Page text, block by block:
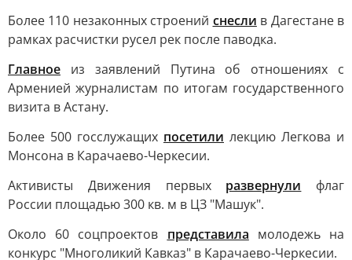
Более 110 незаконных строений снесли в Дагестане в
рамках расчистки русел рек после паводка.
Главное из заявлений Путина об отношениях с
Арменией журналистам по итогам государственного
визита в Астану.
Более 500 госслужащих посетили лекцию Легкова и
Монсона в Карачаево-Черкесии.
Активисты Движения первых развернули флаг
России площадью 300 кв. м в ЦЗ "Машук".
Около 60 соцпроектов представила молодежь на
конкурс "Многоликий Кавказ" в Карачаево-Черкесии.